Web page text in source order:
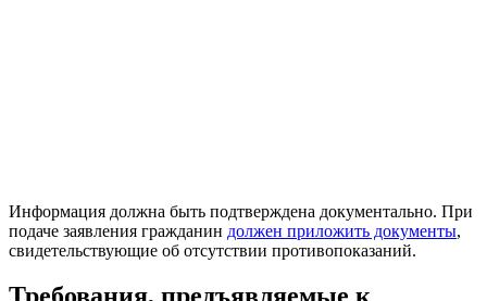
Информация должна быть подтверждена документально. При
подаче заявления гражданин должен приложить документы,
свидетельствующие об отсутствии противопоказаний.